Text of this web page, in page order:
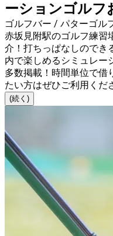
ーションゴルフ
ゴルフバー / パターゴル
赤坂見附駅のゴルフ練習
介！打ちっぱなしのでき
内で楽しめるシミュレー
多数掲載！時間単位で借
たい方はぜひご利用くだ
(続く)